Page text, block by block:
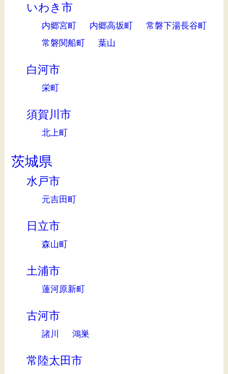
いわき市
内郷宮町 内郷高坂町
常磐下湯長谷町
常磐関船町
葉山
白河市
栄町
須賀川市
北上町
茨城県
水戸市
元吉田町
日立市
森山町
土浦市
蓮河原新町
古河市
諸川 鴻巣
常陸太田市